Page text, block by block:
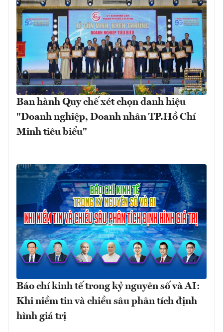
Ban hành Quy chế xét chọn danh hiệu
"Doanh nghiệp, Doanh nhân TP.Hồ Chí
Minh tiêu biểu"
Báo chí kinh tế trong kỷ nguyên số và AI:
Khi niềm tin và chiều sâu phân tích định
hình giá trị